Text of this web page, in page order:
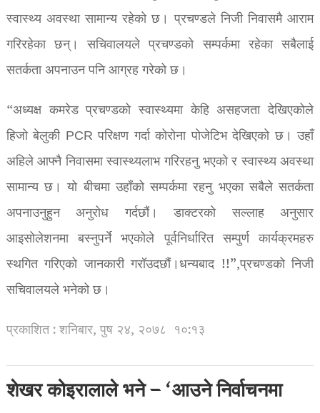
स्वास्थ्य अवस्था सामान्य रहेको छ। प्रचण्डले निजी निवासमै आराम
गरिरहेका छन्। सचिवालयले प्रचण्डको सम्पर्कमा रहेका सबैलाई
सतर्कता अपनाउन पनि आग्रह गरेको छ।
“अध्यक्ष कमरेड प्रचण्डको स्वास्थ्यमा केहि असहजता देखिएकोले
हिजो बेलुकी PCR परिक्षण गर्दा कोरोना पोजेटिभ देखिएको छ। उहाँ
अहिले आफ्नै निवासमा स्वास्थ्यलाभ गरिरहनु भएको र स्वास्थ्य अवस्था
सामान्य छ। यो बीचमा उहाँको सम्पर्कमा रहनु भएका सबैले सतर्कता
अपनाउनुहुन अनुरोध गर्दछौं। डाक्टरको सल्लाह अनुसार
आइसोलेशनमा बस्नुपर्ने भएकोले पूर्वनिर्धारित सम्पुर्ण कार्यक्रमहरु
स्थगित गरिएको जानकारी गरॉउदछौं।धन्यबाद !!”,प्रचण्डको निजी
सचिवालयले भनेको छ।
प्रकाशित : शनिबार, पुष २४, २०७८ १०:१३
शेखर कोइरालाले भने – ‘आउने निर्वाचनमा